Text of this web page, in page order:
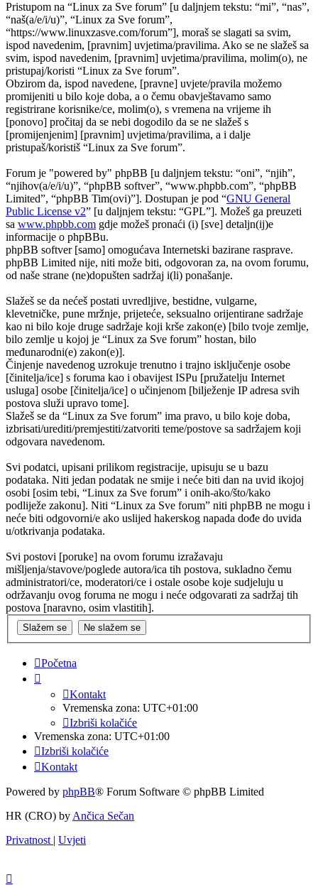
Pristupom na “Linux za Sve forum” [u daljnjem tekstu: “mi”, “nas”,
“naš(a/e/i/u)”, “Linux za Sve forum”,
“https://www.linuxzasve.com/forum”], moraš se slagati sa svim,
ispod navedenim, [pravnim] uvjetima/pravilima. Ako se ne slažeš sa
svim, ispod navedenim, [pravnim] uvjetima/pravilima, molim(o), ne
pristupaj/koristi “Linux za Sve forum”.
Obzirom da, ispod navedene, [pravne] uvjete/pravila možemo
promijeniti u bilo koje doba, a o čemu obavještavamo samo
registrirane korisnike/ce, molim(o), s vremena na vrijeme ih
[ponovo] pročitaj da se nebi dogodilo da se ne slažeš s
[promijenjenim] [pravnim] uvjetima/pravilima, a i dalje
pristupaš/koristiš “Linux za Sve forum”.
Forum je "powered by" phpBB [u daljnjem tekstu: “oni”, “njih”,
“njihov(a/e/i/u)”, “phpBB softver”, “www.phpbb.com”, “phpBB
Limited”, “phpBB Tim(ovi)”]. Dostupan je pod “GNU General
Public License v2” [u daljnjem tekstu: “GPL”]. Možeš ga preuzeti
sa www.phpbb.com gdje možeš pronaći (i) [sve] detaljn(ij)e
informacije o phpBBu.
phpBB softver [samo] omogućava Internetski bazirane rasprave.
phpBB Limited nije, niti može biti, odgovoran za, na ovom forumu,
od naše strane (ne)dopušten sadržaj i(li) ponašanje.
Slažeš se da nećeš postati uvredljive, bestidne, vulgarne,
klevetničke, pune mržnje, prijeteće, seksualno orijentirane sadržaje
kao ni bilo koje druge sadržaje koji krše zakon(e) [bilo tvoje zemlje,
bilo zemlje u kojoj je “Linux za Sve forum” hostan, bilo
međunarodni(e) zakon(e)].
Činjenje navedenog uzrokuje trenutno i trajno isključenje osobe
[činitelja/ice] s foruma kao i obavijest ISPu [pružatelju Internet
usluga] osobe [činitelja/ice] o učinjenom [bilježenje IP adresa svih
postova služi upravo tome].
Slažeš se da “Linux za Sve forum” ima pravo, u bilo koje doba,
izbrisati/urediti/premjestiti/zatvoriti teme/postove sa sadržajem koji
odgovara navedenom.
Svi podatci, upisani prilikom registracije, upisuju se u bazu
podataka. Niti jedan podatak ne smije i neće biti dan na uvid ikojoj
osobi [osim tebi, “Linux za Sve forum” i onih-ako/što/kako
podliježe zakonu]. Niti “Linux za Sve forum” niti phpBB ne mogu i
neće biti odgovorni/e ako uslijed hakerskog napada dođe do uvida
u/otkrivanja podataka.
Svi postovi [poruke] na ovom forumu izražavaju
mišljenja/stavove/poglede autora/ica tih postova, sukladno čemu
administratori/ce, moderatori/ce i ostale osobe koje sudjeluju u
održavanju ovog foruma ne mogu i neće odgovarati za sadržaj tih
postova [naravno, osim vlastitih].
Početna
Kontakt
Vremenska zona: UTC+01:00
Izbriši kolačiće
Vremenska zona: UTC+01:00
Izbriši kolačiće
Kontakt
Powered by phpBB® Forum Software © phpBB Limited
HR (CRO) by Ančica Sečan
Privatnost | Uvjeti